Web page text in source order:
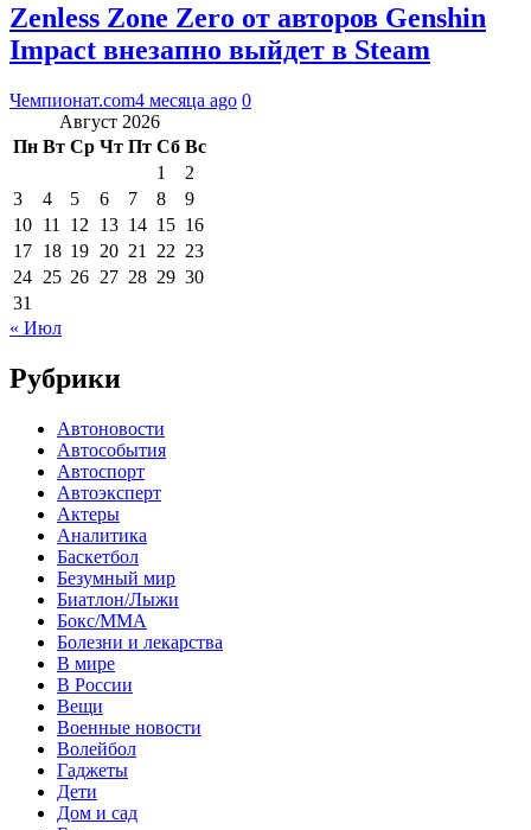
Zenless Zone Zero от авторов Genshin
Impact внезапно выйдет в Steam
Чемпионат.com4 месяца ago 0
Август 2026
Пн Вт Ср Чт Пт Сб Вс
1
2
3
4 5 6 7 8
9
10 11 12 13 14 15 16
17 18 19 20 21 22 23
24 25 26 27 28 29 30
31
« Июл
Рубрики
Автоновости
Автособытия
Автоспорт
Автоэксперт
Актеры
Аналитика
Баскетбол
Безумный мир
Биатлон/Лыжи
Бокс/MMA
Болезни и лекарства
В мире
В России
Вещи
Военные новости
Волейбол
Гаджеты
Дети
Дом и сад